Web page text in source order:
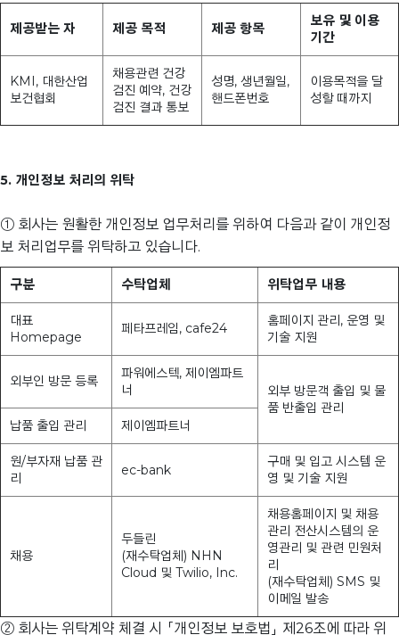
제공받는 자 제공 목적 제공 항목
보유 및 이용
기간
KMI, 대한산업
보건협회
채용관련 건강
검진 예약, 건강
검진 결과 통보
성명, 생년월일,
핸드폰번호
이용목적을 달
성할 때까지
5. 개인정보 처리의 위탁
① 회사는 원활한 개인정보 업무처리를 위하여 다음과 같이 개인정
보 처리업무를 위탁하고 있습니다.
구분 수탁업체 위탁업무 내용
대표
Homepage
페타프레임, cafe24
홈페이지 관리, 운영 및
기술 지원
외부인 방문 등록
파워에스텍, 제이엠파트
너
외부 방문객 출입 및 물
품 반출입 관리
납품 출입 관리
제이엠파트너
원/부자재 납품 관
리
ec-bank
구매 및 입고 시스템 운
영 및 기술 지원
채용
두들린
(재수탁업체) NHN
Cloud 및 Twilio, Inc.
채용홈페이지 및 채용
관리 전산시스템의 운
영관리 및 관련 민원처
리
(재수탁업체) SMS 및
이메일 발송
② 회사는 위탁계약 체결 시 「개인정보 보호법」 제26조에 따라 위